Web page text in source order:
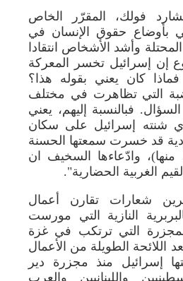
فولك، المقرّر الخاص
بأوضاع حقوق الإنسان في
وأشد الأشخاص انتقادا
إن إسرائيل تخسر المعركة
كان يعني بقوله هذا؟
التي تظاهرت في مختلف
فبالنسبة إليهم، يعني
شنته إسرائيل على سكان
قد خسرت سمعتها الحسنة
وادّعاءها السخيف ان
الغربية الحضارية".
شعارات تقارن أعمال
النازية التي مورست
التي ترتكب في غزة
اللائحة الطويلة من الأعمال
إسرائيل منذ مجزرة دير
واللبنانيين والعرب